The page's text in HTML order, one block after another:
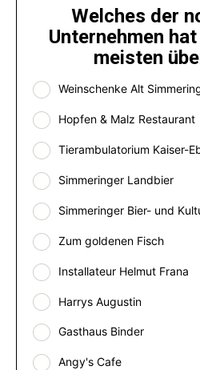
Welches der
Unternehmen
meisten
Weinschenke Alt
Hopfen & Malz Restaurant
Tierambulatorium Kaiser-
Simmeringer Landbier
Simmeringer Bier- und
Zum goldenen Fisch
Installateur Helmut Frana
Harrys Augustin
Gasthaus Binder
Angy's Cafe